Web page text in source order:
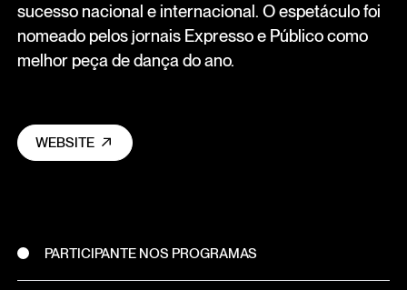
sucesso nacional e internacional. O espetáculo foi
nomeado pelos jornais Expresso e Público como
melhor peça de dança do ano.
WEBSITE
PARTICIPANTE NOS PROGRAMAS